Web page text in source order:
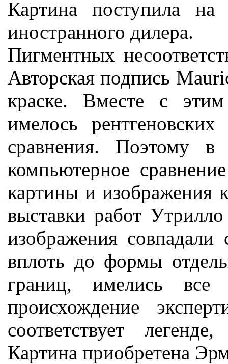
Картина поступила на
иностранного дилера.
Пигментных
Авторская подпись
краске. Вместе с
имелось
сравнения. Поэтому в
компьютерное
картины и изображения
выставки работ
изображения совпадали
вплоть до формы
границ, имелись все
происхождение
соответствует
Картина приобретена